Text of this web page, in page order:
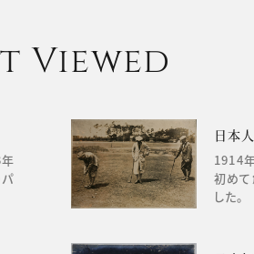
Viewed
日本
1914
初めて
した。